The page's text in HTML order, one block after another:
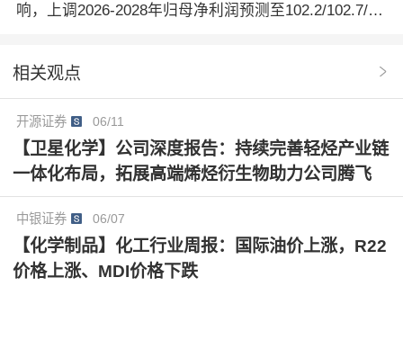
端新材料空白的重点工程，其产能落地将进一步完善公
为公司中长期增长注入强劲动力。
响，上调2026-2028年归母净利润预测至102.2/102.7/10
为3.03/3.05/3.12元，当前股价对应PE为7.5/7.5/7.3x，
相关观点
开源证券 06/11
【卫星化学】公司深度报告：持续完善轻烃产业链
一体化布局，拓展高端烯烃衍生物助力公司腾飞
中银证券 06/07
【化学制品】化工行业周报：国际油价上涨，R22
价格上涨、MDI价格下跌